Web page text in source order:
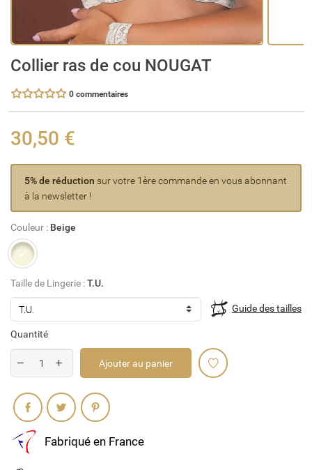
Collier ras de cou NOUGAT
0 commentaires
30,50 €
5% de réduction sur votre 1ère commande en vous abonnant
à la newsletter !
Couleur : Beige
Beige
Taille de Lingerie :T.U.
Guide des tailles
Quantité
Ajouter au panier
Partager
Fabriqué en France